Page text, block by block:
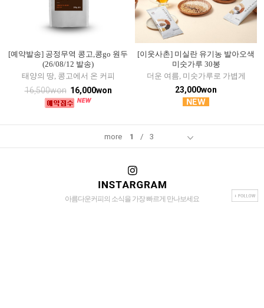
[예약발송] 공정무역 콩고,콩go 원두
(26/08/12 발송)
태양의 땅, 콩고에서 온 커피
16,500won 16,000won
[이웃사촌] 미실란 유기농 발아오색
미숫가루 30봉
더운 여름, 미숫가루로 가볍게
23,000won
more 1 / 3
아름다운커피의 소식을 가장 빠르게 만나보세요